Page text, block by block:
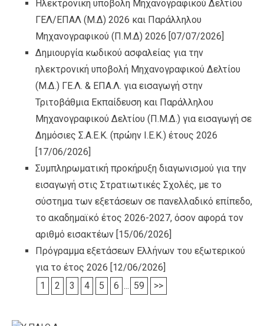
Ηλεκτρονική υποβολή Μηχανογραφικού Δελτίου
ΓΕΛ/ΕΠΑΛ (Μ.Δ) 2026 και Παράλληλου
Μηχανογραφικού (Π.Μ.Δ) 2026 [07/07/2026]
Δημιουργία κωδικού ασφαλείας για την
ηλεκτρονική υποβολή Μηχανογραφικού Δελτίου
(Μ.Δ.) ΓΕ.Λ. & ΕΠΑ.Λ. για εισαγωγή στην
Τριτοβάθμια Εκπαίδευση και Παράλληλου
Μηχανογραφικού Δελτίου (Π.Μ.Δ.) για εισαγωγή σε
Δημόσιες Σ.Α.Ε.Κ. (πρώην Ι.Ε.Κ.) έτους 2026
[17/06/2026]
Συμπληρωματική προκήρυξη διαγωνισμού για την
εισαγωγή στις Στρατιωτικές Σχολές, με το
σύστημα των εξετάσεων σε πανελλαδικό επίπεδο,
το ακαδημαϊκό έτος 2026-2027, όσον αφορά τον
αριθμό εισακτέων [15/06/2026]
Πρόγραμμα εξετάσεων Ελλήνων του εξωτερικού
για το έτος 2026 [12/06/2026]
1
2 3 4 5 6 ... 59 >>